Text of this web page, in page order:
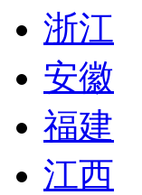
浙江
安徽
福建
江西